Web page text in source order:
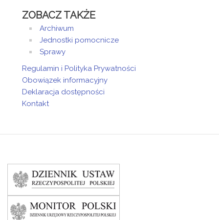
ZOBACZ TAKŻE
Archiwum
Jednostki pomocnicze
Sprawy
Regulamin i Polityka Prywatności
Obowiązek informacyjny
Deklaracja dostępności
Kontakt